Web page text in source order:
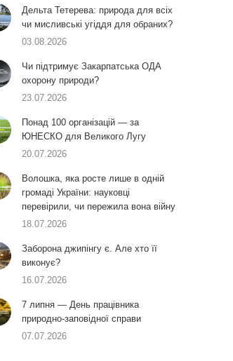
Дельта Тетерева: природа для всіх
чи мисливські угіддя для обраних?
03.08.2026
Чи підтримує Закарпатська ОДА
охорону природи?
23.07.2026
Понад 100 організацій — за
ЮНЕСКО для Великого Лугу
20.07.2026
Волошка, яка росте лише в одній
громаді України: науковці
перевірили, чи пережила вона війну
18.07.2026
Заборона джипінгу є. Але хто її
виконує?
16.07.2026
7 липня — День працівника
природно-заповідної справи
07.07.2026